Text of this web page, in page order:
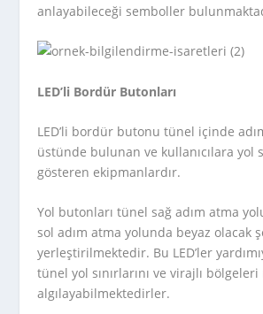
anlayabileceği semboller
LED’li Bordür Butonları
LED’li bordür butonu tünel içinde
üstünde bulunan ve kullanıcılara yol
gösteren ekipmanlardır.
Yol butonları tünel sağ adım atma
sol adım atma yolunda beyaz olacak
yerleştirilmektedir. Bu LED’ler
tünel yol sınırlarını ve virajlı
algılayabilmektedirler.